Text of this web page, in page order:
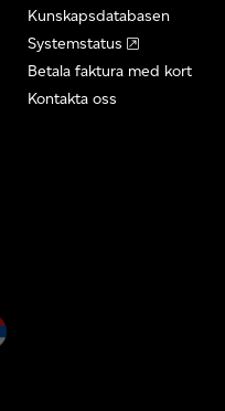
Kunskapsdatabasen
Systemstatus
Betala faktura med kort
Kontakta oss